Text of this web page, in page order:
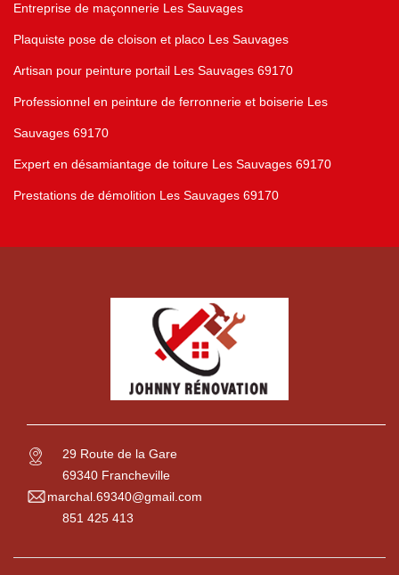
Entreprise de maçonnerie Les Sauvages
Plaquiste pose de cloison et placo Les Sauvages
Artisan pour peinture portail Les Sauvages 69170
Professionnel en peinture de ferronnerie et boiserie Les
Sauvages 69170
Expert en désamiantage de toiture Les Sauvages 69170
Prestations de démolition Les Sauvages 69170
29 Route de la Gare
69340 Francheville
marchal.69340@gmail.com
851 425 413